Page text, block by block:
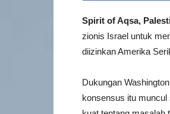
Spirit of Aqsa,
zionis Israel untuk
diizinkan Amerika
Dukungan
konsensus itu muncul